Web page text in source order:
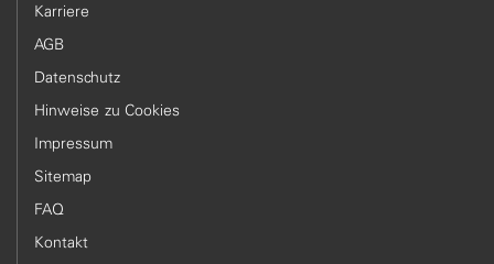
Karriere
AGB
Datenschutz
Hinweise zu Cookies
Impressum
Sitemap
FAQ
Kontakt